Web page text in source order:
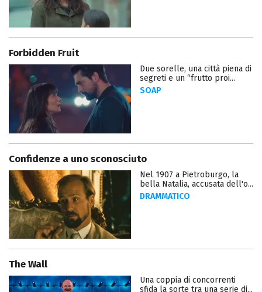
Forbidden Fruit
Due sorelle, una città piena di
segreti e un “frutto proi...
SOAP
Confidenze a uno sconosciuto
Nel 1907 a Pietroburgo, la
bella Natalia, accusata dell'o...
DRAMMATICO
The Wall
Una coppia di concorrenti
sfida la sorte tra una serie di...